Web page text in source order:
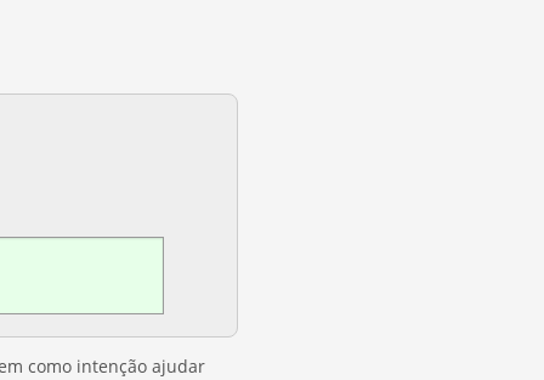
como intenção ajudar